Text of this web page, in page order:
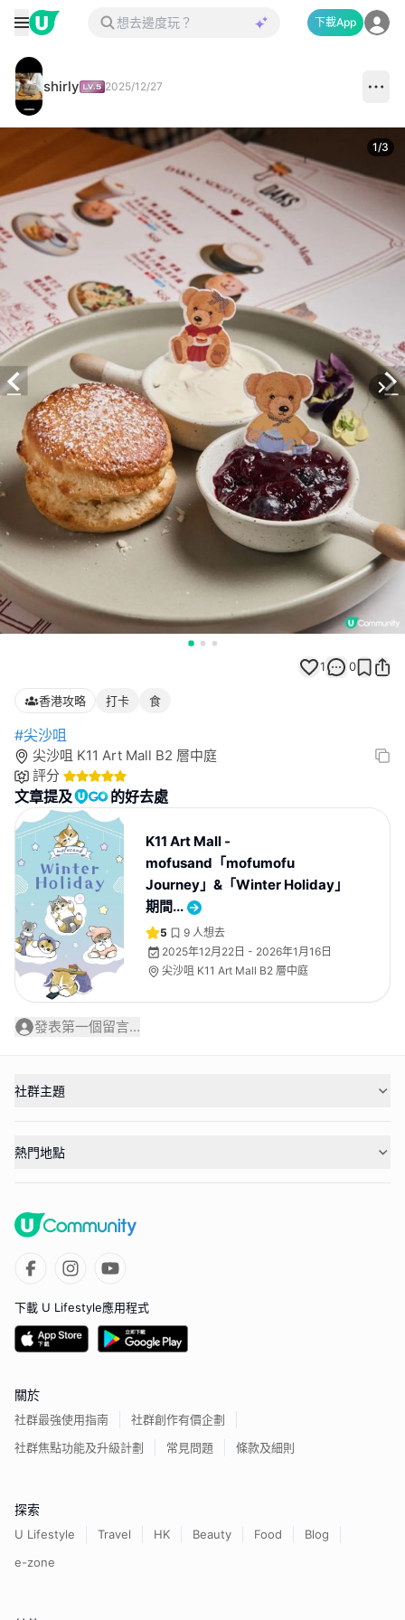
下載App
shirly 2025/12/27
1/3
1 0
香港攻略 打卡 食
#尖沙咀
尖沙咀 K11 Art Mall B2 層中庭
評分
文章提及 的好去處
K11 Art Mall -
mofusand「mofumofu
Journey」&「Winter Holiday」
期間...
5 9 人想去
2025年12月22日 - 2026年1月16日
尖沙咀 K11 Art Mall B2 層中庭
發表第一個留言...
社群主題
熱門地點
下載 U Lifestyle應用程式
關於
社群最強使用指南
社群創作有價企劃
社群焦點功能及升級計劃
常見問題 條款及細則
探索
U Lifestyle Travel HK Beauty Food
Blog
e-zone